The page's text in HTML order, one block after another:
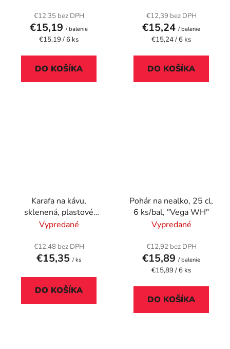
€12,35 bez DPH
€15,19 / balenie
Jednotková
€15,19 / 6 ks
DO KOŠÍKA
€12,39 bez DPH
€15,24 / balenie
Jednotková
€15,24 / 6 ks
DO KOŠÍKA
Karafa na kávu,
sklenená, plastové
veko, 40 cl
Vypredané
€12,48 bez DPH
€15,35 / ks
DO KOŠÍKA
Pohár na nealko, 25 cl,
6 ks/bal, "Vega WH"
Vypredané
€12,92 bez DPH
€15,89 / balenie
Jednotková
€15,89 / 6 ks
DO KOŠÍKA